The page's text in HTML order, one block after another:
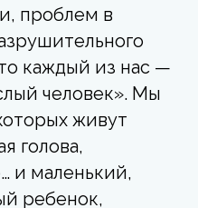
проблем в
каждый из нас —
человек». Мы
живут
голова,
и маленький,
ребенок,